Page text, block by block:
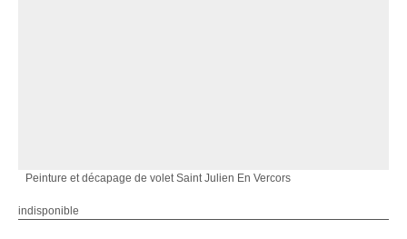
Peinture et décapage de volet Saint Julien En Vercors
indisponible